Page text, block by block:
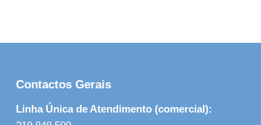
Contactos Gerais
Linha Única de Atendimento (comercial):